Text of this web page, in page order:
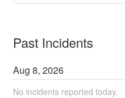
Past Incidents
Aug8,2026
No incidents reported today.